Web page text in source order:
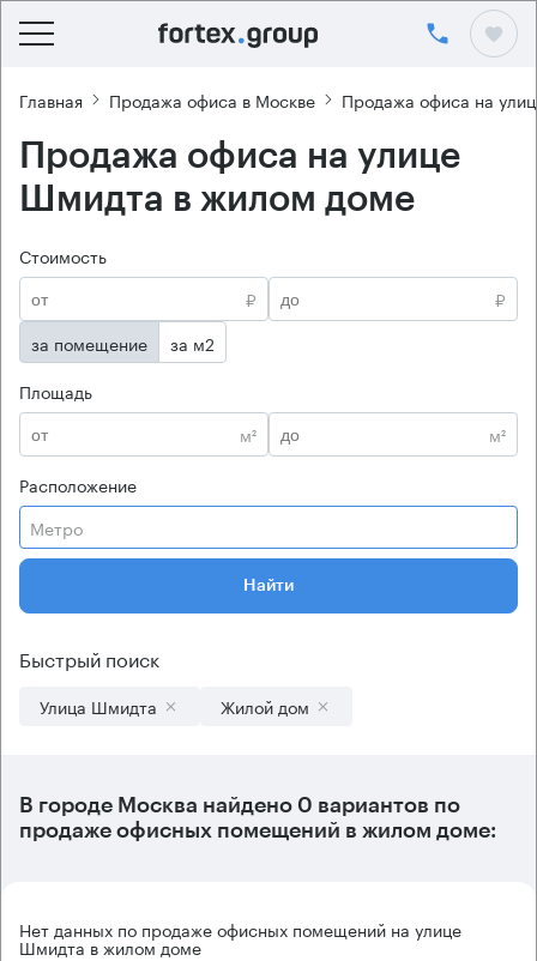
Главная Продажа офиса в Москве Продажа офиса на
Продажа офиса на улице
Шмидта в жилом доме
Стоимость
₽
₽
за помещение
за м2
Площадь
м²
м²
Расположение
Метро
Найти
Быстрый поиск
Улица Шмидта Жилой дом
В городе Москва найдено 0 вариантов по
продаже офисных помещений в жилом доме:
Нет данных по продаже офисных помещений на улице
Шмидта в жилом доме